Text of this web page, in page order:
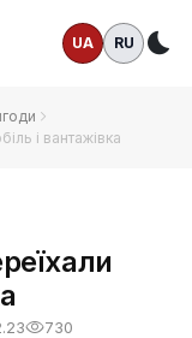
UA RU
і вантажівка
730